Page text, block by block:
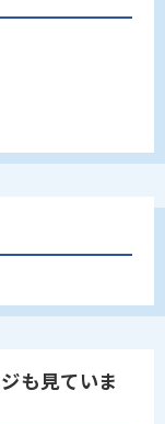
も見ていま